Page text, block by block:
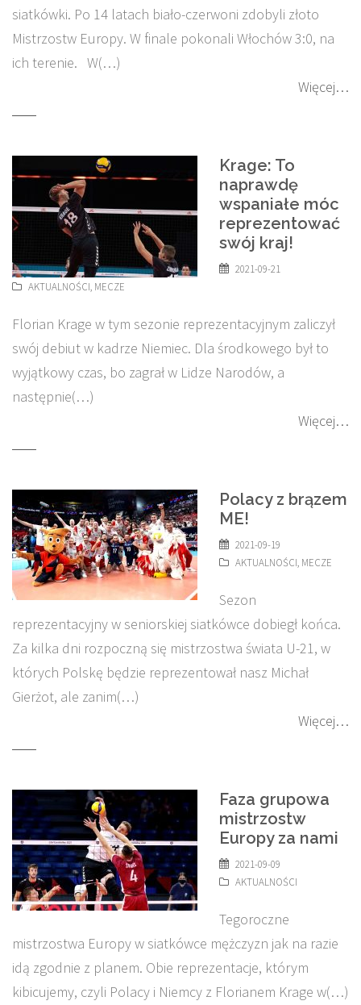
siatkówki. Po 14 latach biało-czerwoni zdobyli złoto
Mistrzostw Europy. W finale pokonali Włochów 3:0, na
ich terenie. W(…)
Więcej…
Krage: To
naprawdę
wspaniałe móc
reprezentować
swój kraj!
2021-09-21
AKTUALNOŚCI, MECZE
Florian Krage w tym sezonie reprezentacyjnym zaliczył
swój debiut w kadrze Niemiec. Dla środkowego był to
wyjątkowy czas, bo zagrał w Lidze Narodów, a
następnie(…)
Więcej…
Polacy z brązem
ME!
2021-09-19
AKTUALNOŚCI, MECZE
Sezon
reprezentacyjny w seniorskiej siatkówce dobiegł końca.
Za kilka dni rozpoczną się mistrzostwa świata U-21, w
których Polskę będzie reprezentował nasz Michał
Gierżot, ale zanim(…)
Więcej…
Faza grupowa
mistrzostw
Europy za nami
2021-09-09
AKTUALNOŚCI
Tegoroczne
mistrzostwa Europy w siatkówce mężczyzn jak na razie
idą zgodnie z planem. Obie reprezentacje, którym
kibicujemy, czyli Polacy i Niemcy z Florianem Krage w(…)